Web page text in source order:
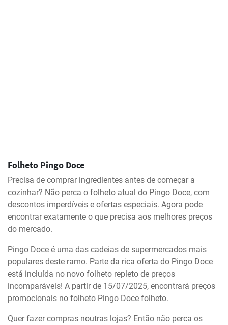
Folheto Pingo Doce
Precisa de comprar ingredientes antes de começar a
cozinhar? Não perca o folheto atual do Pingo Doce, com
descontos imperdíveis e ofertas especiais. Agora pode
encontrar exatamente o que precisa aos melhores preços
do mercado.
Pingo Doce é uma das cadeias de supermercados mais
populares deste ramo. Parte da rica oferta do Pingo Doce
está incluída no novo folheto repleto de preços
incomparáveis! A partir de 15/07/2025, encontrará preços
promocionais no folheto Pingo Doce folheto.
Quer fazer compras noutras lojas? Então não perca os